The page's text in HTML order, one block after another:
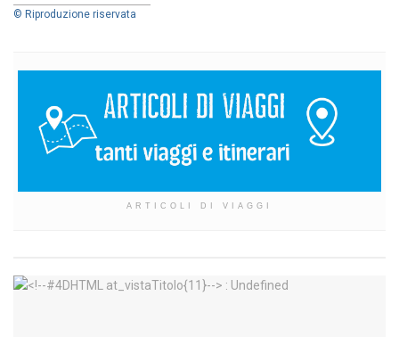
© Riproduzione riservata
ARTICOLI DI VIAGGI